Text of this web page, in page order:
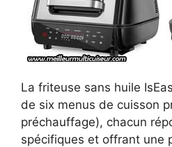
La friteuse sans huile
de six menus de cuisson
préchauffage), chacun
spécifiques et offrant une